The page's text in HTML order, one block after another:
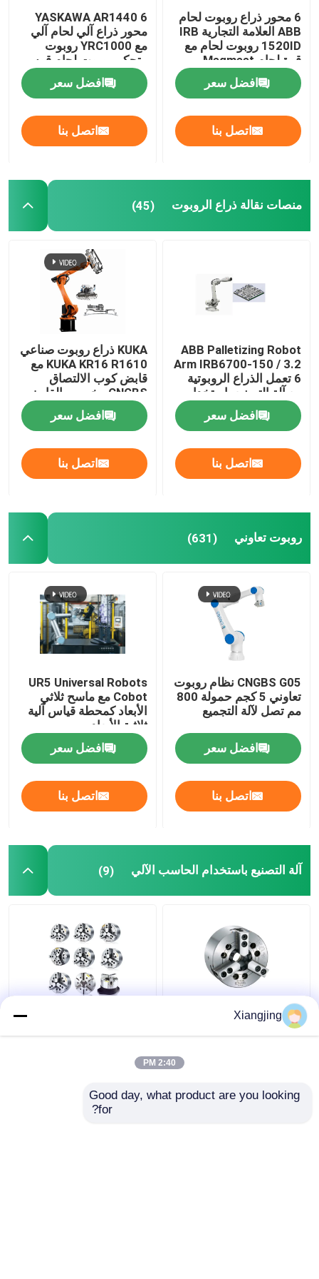
روبوت بشري
اليد المهارة
6 محور ذراع روبوت لحام
ABB العلامة التجارية IRB
1520ID روبوت لحام مع
قوة لحام Megmeet
ومحدد
افضل سعر
اتصل بنا
YASKAWA AR1440 6
محور ذراع آلي لحام آلي
مع YRC1000 روبوت
متحكم روبوت لحام قوس
افضل سعر
اتصل بنا
منصات نقالة ذراع الروبوت (45)
ABB Palletizing Robot
Arm IRB6700-150 / 3.2
6 تعمل الذراع الروبوتية
مع آلة التصنيع باستخدام
الحاسب الآلي
افضل سعر
اتصل بنا
KUKA ذراع روبوت صناعي
KUKA KR16 R1610 مع
قابض كوب الالتصاق
CNGBS مخصص القابض
من أجل منصات نقالة
افضل سعر
اتصل بنا
روبوت تعاوني (631)
CNGBS G05 نظام روبوت
تعاوني 5 كجم حمولة 800
مم تصل لآلة التجميع
افضل سعر
اتصل بنا
UR5 Universal Robots
Cobot مع ماسح ثلاثي
الأبعاد كمحطة قياس آلية
ثلاثية الأبعاد
افضل سعر
اتصل بنا
آلة التصنيع باستخدام الحاسب الآلي (9)
كيتاجاوا عالية الدقة الكبيرة
جدا من خلال الثقب عالية
أوتو قوية 3 فكه من خلال
الطاقة القياسية
Xiangjing
2:40 PM
Good day, what product are you looking
for?